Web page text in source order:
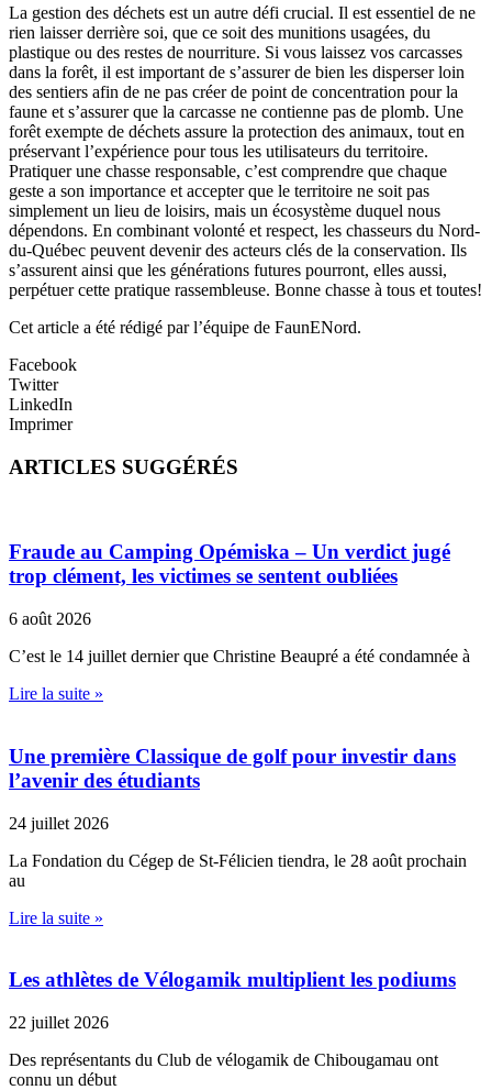
La gestion des déchets est un autre défi crucial. Il est essentiel de ne
rien laisser derrière soi, que ce soit des munitions usagées, du
plastique ou des restes de nourriture. Si vous laissez vos carcasses
dans la forêt, il est important de s’assurer de bien les disperser loin
des sentiers afin de ne pas créer de point de concentration pour la
faune et s’assurer que la carcasse ne contienne pas de plomb. Une
forêt exempte de déchets assure la protection des animaux, tout en
préservant l’expérience pour tous les utilisateurs du territoire.
Pratiquer une chasse responsable, c’est comprendre que chaque
geste a son importance et accepter que le territoire ne soit pas
simplement un lieu de loisirs, mais un écosystème duquel nous
dépendons. En combinant volonté et respect, les chasseurs du Nord-
du-Québec peuvent devenir des acteurs clés de la conservation. Ils
s’assurent ainsi que les générations futures pourront, elles aussi,
perpétuer cette pratique rassembleuse. Bonne chasse à tous et toutes!
Cet article a été rédigé par l’équipe de FaunENord.
Facebook
Twitter
LinkedIn
Imprimer
ARTICLES SUGGÉRÉS
Fraude au Camping Opémiska – Un verdict jugé
trop clément, les victimes se sentent oubliées
6 août 2026
C’est le 14 juillet dernier que Christine Beaupré a été condamnée à
Lire la suite »
Une première Classique de golf pour investir dans
l’avenir des étudiants
24 juillet 2026
La Fondation du Cégep de St-Félicien tiendra, le 28 août prochain
au
Lire la suite »
Les athlètes de Vélogamik multiplient les podiums
22 juillet 2026
Des représentants du Club de vélogamik de Chibougamau ont
connu un début